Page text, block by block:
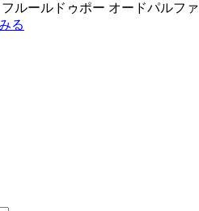
ルールドゥポー オードパルファ
る